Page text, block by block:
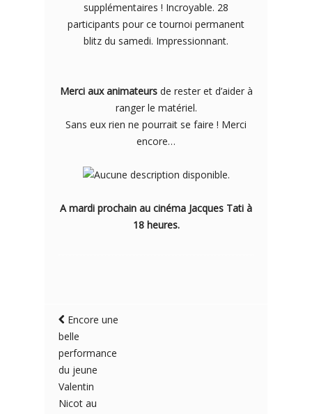
supplémentaires ! Incroyable. 28
participants pour ce tournoi permanent
blitz du samedi. Impressionnant.
Merci aux animateursde rester et d’aider à
ranger le matériel.
Sans eux rien ne pourrait se faire ! Merci
encore…
A mardi prochain au cinéma Jacques Tati à
18 heures.
Encore une
belle
performance
du jeune
Valentin
Nicot au